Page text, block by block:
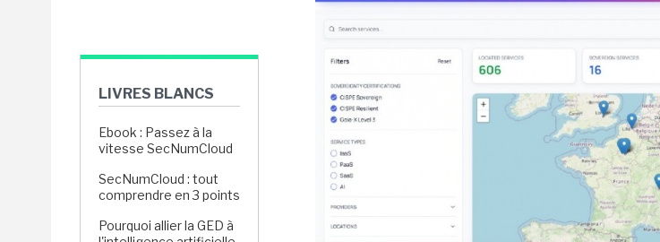
LIVRES BLANCS
Ebook : Passez à la
vitesse SecNumCloud
SecNumCloud : tout
comprendre en 3 points
Pourquoi allier la GED à